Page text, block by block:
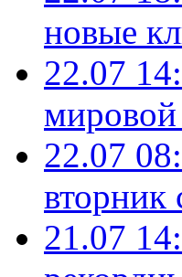
новые
22.07
22.07
вторник
21.07